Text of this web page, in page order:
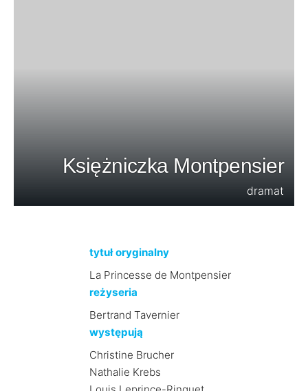
Księżniczka Montpensier
dramat
tytuł oryginalny
La Princesse de Montpensier
reżyseria
Bertrand Tavernier
występują
Christine Brucher
Nathalie Krebs